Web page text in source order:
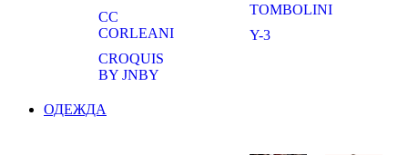
CC
CORLEANI
CROQUIS
BY JNBY
TOMBOLINI
Y-3
ОДЕЖДА